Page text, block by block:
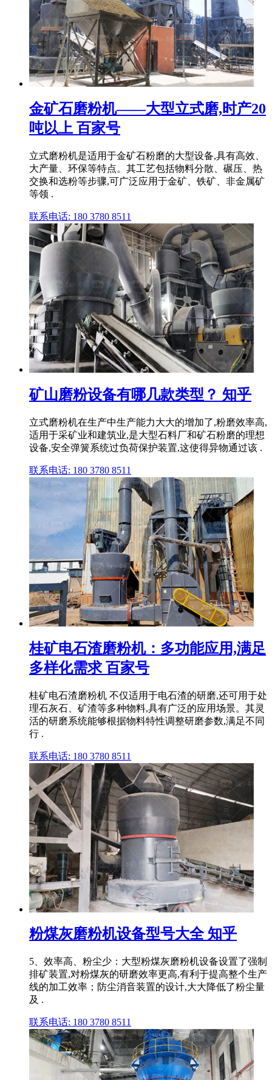
金矿石磨粉机——大型立式磨,时产20
吨以上 百家号
立式磨粉机是适用于金矿石粉磨的大型设备,具有高效、
大产量、环保等特点。其工艺包括物料分散、碾压、热
交换和选粉等步骤,可广泛应用于金矿、铁矿、非金属矿
等领 .
联系电话: 180 3780 8511
矿山磨粉设备有哪几款类型？ 知乎
立式磨粉机在生产中生产能力大大的增加了,粉磨效率高,
适用于采矿业和建筑业,是大型石料厂和矿石粉磨的理想
设备,安全弹簧系统过负荷保护装置,这使得异物通过该 .
联系电话: 180 3780 8511
桂矿电石渣磨粉机：多功能应用,满足
多样化需求 百家号
桂矿电石渣磨粉机 不仅适用于电石渣的研磨,还可用于处
理石灰石、矿渣等多种物料,具有广泛的应用场景。其灵
活的研磨系统能够根据物料特性调整研磨参数,满足不同
行 .
联系电话: 180 3780 8511
粉煤灰磨粉机设备型号大全 知乎
5、效率高、粉尘少：大型粉煤灰磨粉机设备设置了强制
排矿装置,对粉煤灰的研磨效率更高,有利于提高整个生产
线的加工效率；防尘消音装置的设计,大大降低了粉尘量
及 .
联系电话: 180 3780 8511